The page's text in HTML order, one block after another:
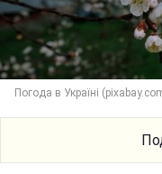
Погода в Україні